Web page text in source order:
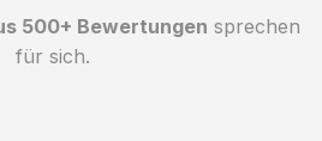
500+ Bewertungen sprechen
für sich.